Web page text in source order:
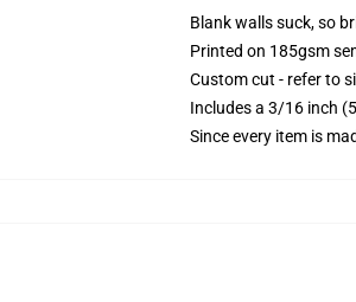
Blank walls suck, so
Printed on 185gsm
Custom cut - refer to
Includes a 3/16 inch
Since every item is